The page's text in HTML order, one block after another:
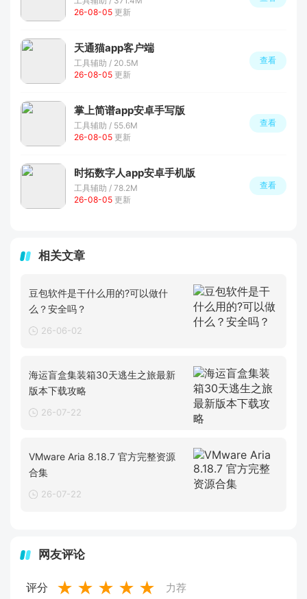
26-08-05 更新
天通猫app客户端
工具辅助 / 20.5M
26-08-05 更新
查看
掌上简谱app安卓手写版
工具辅助 / 55.6M
26-08-05 更新
查看
时拓数字人app安卓手机版
工具辅助 / 78.2M
26-08-05 更新
查看
相关文章
豆包软件是干什么用的?可以做什
么？安全吗？
26-06-02
海运盲盒集装箱30天逃生之旅最新
版本下载攻略
26-07-22
VMware Aria 8.18.7 官方完整资源
合集
26-07-22
网友评论
评分 ★ ★ ★ ★ ★ 力荐